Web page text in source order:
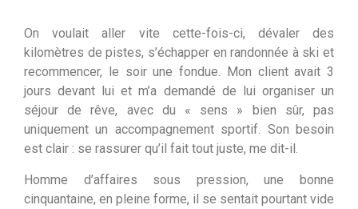
On voulait aller vite cette-fois-ci, dévaler des
kilomètres de pistes, s’échapper en randonnée à ski et
recommencer, le soir une fondue. Mon client avait 3
jours devant lui et m’a demandé de lui organiser un
séjour de rêve, avec du « sens » bien sûr, pas
uniquement un accompagnement sportif. Son besoin
est clair : se rassurer qu’il fait tout juste, me dit-il.
Homme d’affaires sous pression, une bonne
cinquantaine, en pleine forme, il se sentait pourtant vide